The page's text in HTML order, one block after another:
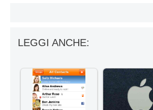
LEGGI ANCHE: